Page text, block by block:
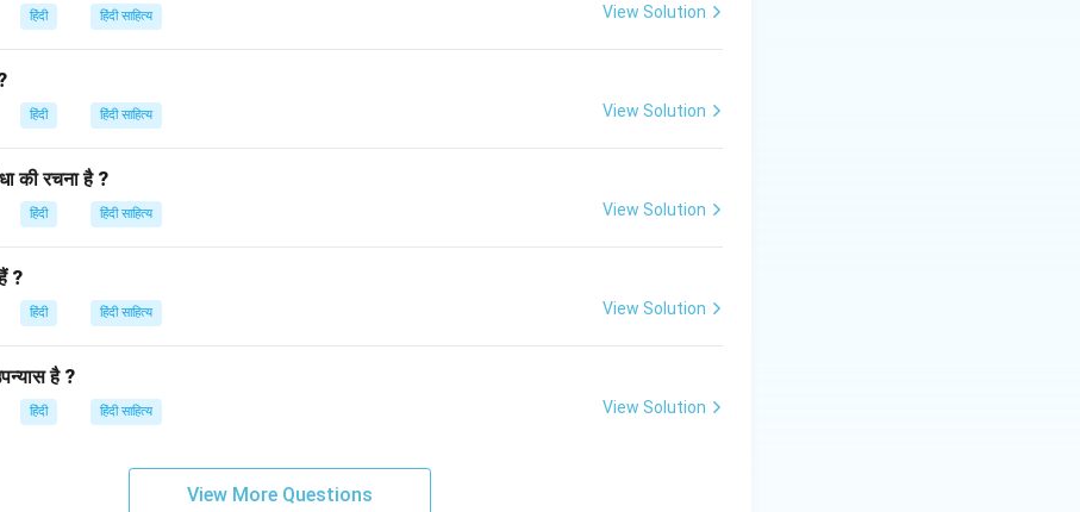
हिंदी हिंदी साहित्य View Solution
हिंदी हिंदी साहित्य View Solution
की रचना है ?
हिंदी हिंदी साहित्य View Solution
?
हिंदी हिंदी साहित्य View Solution
है ?
हिंदी हिंदी साहित्य View Solution
View More Questions